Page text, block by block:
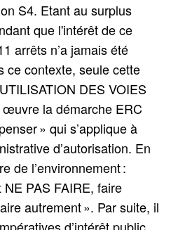
S4. Etant au surplus
que l'intérêt de ce
arrêts n’a jamais été
ce contexte, seule cette
DES VOIES
œuvre la démarche ERC
» qui s’applique à
d’autorisation. En
de l’environnement :
NE PAS FAIRE, faire
autrement ». Par suite, il